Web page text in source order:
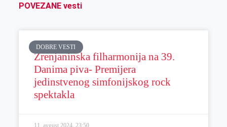
POVEZANE vesti
DOBRE VESTI
Zrenjaninska filharmonija na 39.
Danima piva- Premijera
jedinstvenog simfonijskog rock
spektakla
11. avgust 2024. 23:50